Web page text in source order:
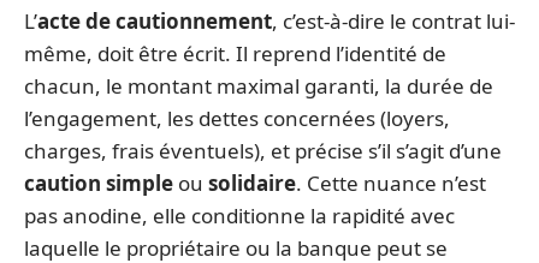
L’acte de cautionnement, c’est-à-dire le contrat lui-
même, doit être écrit. Il reprend l’identité de
chacun, le montant maximal garanti, la durée de
l’engagement, les dettes concernées (loyers,
charges, frais éventuels), et précise s’il s’agit d’une
caution simple ou solidaire. Cette nuance n’est
pas anodine, elle conditionne la rapidité avec
laquelle le propriétaire ou la banque peut se